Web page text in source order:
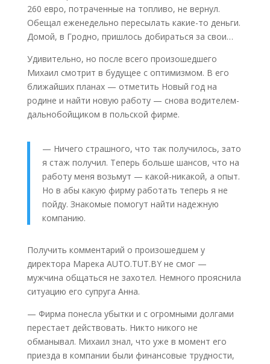
260 евро, потраченные на топливо, не вернул.
Обещал еженедельно пересылать какие-то деньги.
Домой, в Гродно, пришлось добираться за свои…
Удивительно, но после всего произошедшего
Михаил смотрит в будущее с оптимизмом. В его
ближайших планах — отметить Новый год на
родине и найти новую работу — снова водителем-
дальнобойщиком в польской фирме.
— Ничего страшного, что так получилось, зато
я стаж получил. Теперь больше шансов, что на
работу меня возьмут — какой-никакой, а опыт.
Но в абы какую фирму работать теперь я не
пойду. Знакомые помогут найти надежную
компанию.
Получить комментарий о произошедшем у
директора Марека AUTO.TUT.BY не смог —
мужчина общаться не захотел. Немного прояснила
ситуацию его супруга Анна.
— Фирма понесла убытки и с огромными долгами
перестает действовать. Никто никого не
обманывал. Михаил знал, что уже в момент его
приезда в компании были финансовые трудности,